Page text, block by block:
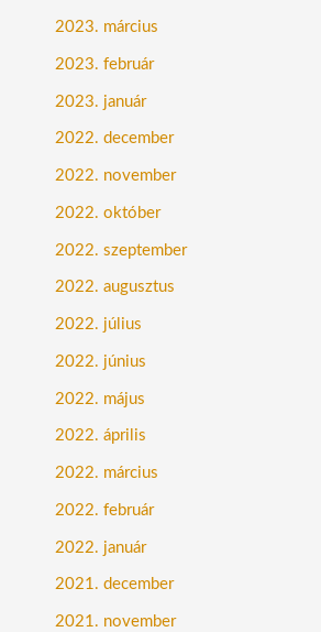
2023. március
2023. február
2023. január
2022. december
2022. november
2022. október
2022. szeptember
2022. augusztus
2022. július
2022. június
2022. május
2022. április
2022. március
2022. február
2022. január
2021. december
2021. november